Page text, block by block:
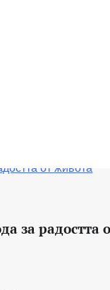
за радостта